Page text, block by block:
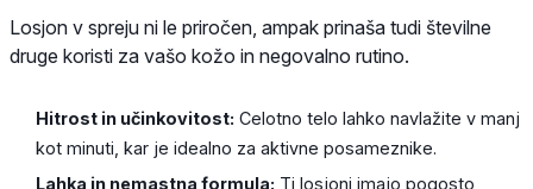
Losjon v spreju ni le priročen, ampak prinaša tudi številne
druge koristi za vašo kožo in negovalno rutino.
Hitrost in učinkovitost: Celotno telo lahko navlažite v manj
kot minuti, kar je idealno za aktivne posameznike.
Lahka in nemastna formula: Ti losjoni imajo pogosto